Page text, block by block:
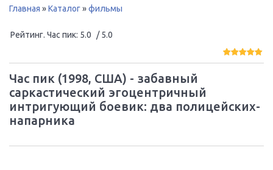
Главная »Каталог»фильмы
Рейтинг. Чaс пик: 5.0 / 5.0
Чaс пик (1998, США) - забавный
саркастический эгоцентричный
интригующий боевик: два полицейских-
напарника